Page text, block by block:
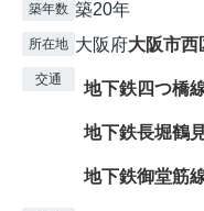
築年数 築20年
所在地 大阪府大阪市西
交通 地下鉄四つ橋
地下鉄長堀鶴
地下鉄御堂筋